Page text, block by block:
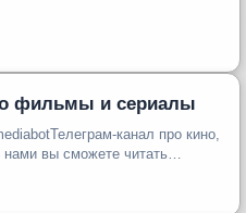
фильмы и сериалы
канал про кино,
вы сможете читать